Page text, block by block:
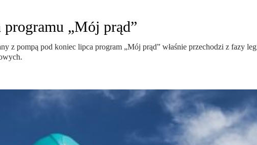
„Mój prąd”
z pompą pod koniec lipca program „Mój prąd” właśnie przechodzi z fazy